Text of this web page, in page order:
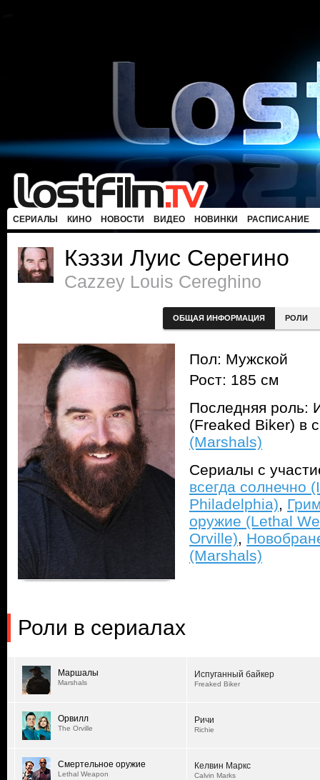
СЕРИАЛЫ КИНО НОВОСТИ ВИДЕО НОВИНКИ РАСПИСАНИЕ
Кэззи Луис Серегино
Cazzey Louis Cereghino
ОБЩАЯ ИНФОРМАЦИЯ РОЛИ
Пол: Мужской
Рост: 185 см
Последняя роль:
(Freaked Biker) в
(Marshals)
Сериалы с
всегда солнечно
Philadelphia),
оружие (Lethal
Orville),
(Marshals)
Роли в сериалах
Маршалы
Marshals
Испуганный байкер
Freaked Biker
Орвилл
The Orville
Ричи
Richie
Смертельное оружие
Lethal Weapon
Келвин Маркс
Calvin Marks